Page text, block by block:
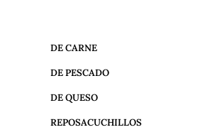
DE CARNE
DE PESCADO
DE QUESO
REPOSACUCHILLOS